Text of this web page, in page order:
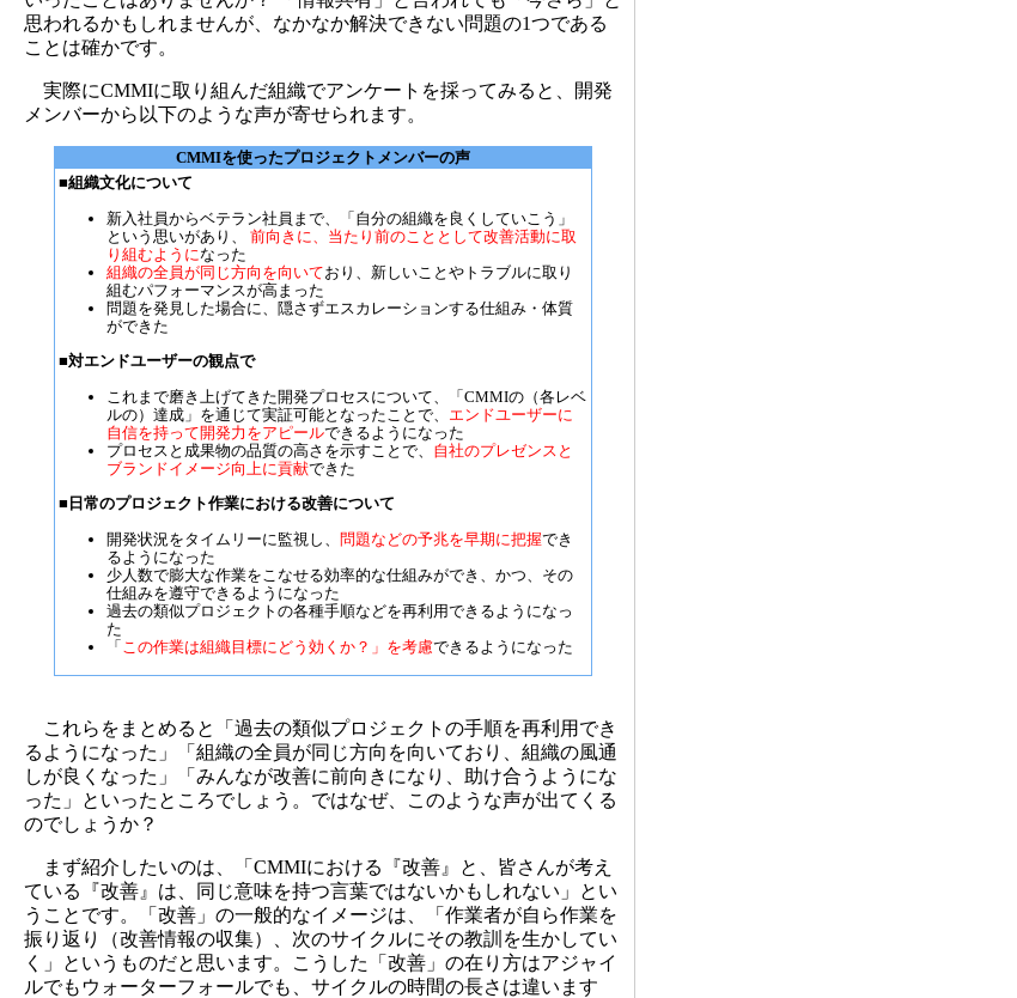
思われるかもしれませんが、なかなか解決できない問題の1つである
ことは確かです。
実際にCMMIに取り組んだ組織でアンケートを採ってみると、開発
メンバーから以下のような声が寄せられます。
CMMIを使ったプロジェクトメンバーの声
■組織文化について
新入社員からベテラン社員まで、「自分の組織を良くしていこう」
という思いがあり、 前向きに、当たり前のこととして改善活動に取
り組むようになった
組織の全員が同じ方向を向いており、新しいことやトラブルに取り
組むパフォーマンスが高まった
問題を発見した場合に、隠さずエスカレーションする仕組み・体質
ができた
■対エンドユーザーの観点で
これまで磨き上げてきた開発プロセスについて、「CMMIの（各レベ
ルの）達成」を通じて実証可能となったことで、 エンドユーザーに
自信を持って開発力をアピールできるようになった
プロセスと成果物の品質の高さを示すことで、 自社のプレゼンスと
ブランドイメージ向上に貢献できた
■日常のプロジェクト作業における改善について
開発状況をタイムリーに監視し、 問題などの予兆を早期に把握でき
るようになった
少人数で膨大な作業をこなせる効率的な仕組みができ、かつ、その
仕組みを遵守できるようになった
過去の類似プロジェクトの各種手順などを再利用できるようになっ
た
「 この作業は組織目標にどう効くか？」を考慮できるようになった
これらをまとめると「過去の類似プロジェクトの手順を再利用でき
るようになった」「組織の全員が同じ方向を向いており、組織の風通
しが良くなった」「みんなが改善に前向きになり、助け合うようにな
った」といったところでしょう。ではなぜ、このような声が出てくる
のでしょうか？
まず紹介したいのは、「CMMIにおける『改善』と、皆さんが考え
ている『改善』は、同じ意味を持つ言葉ではないかもしれない」とい
うことです。「改善」の一般的なイメージは、「作業者が自ら作業を
振り返り（改善情報の収集）、次のサイクルにその教訓を生かしてい
く」というものだと思います。こうした「改善」の在り方はアジャイ
ルでもウォーターフォールでも、サイクルの時間の長さは違います